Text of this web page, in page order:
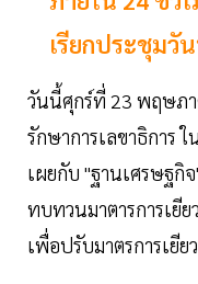
เรียกประชุมวั
วันนี้ศุกร์ที่ 23 พฤษภ
รักษาการเลขาธิการ
เผยกับ "ฐานเศรษฐกิ
ทบทวนมาตารการเยี
เพื่อปรับมาตรการเยีย